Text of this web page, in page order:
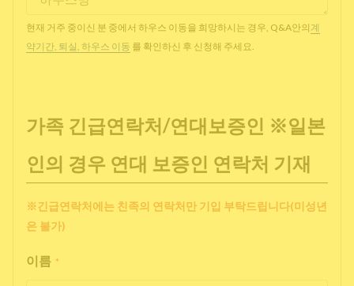
현재 거주 중이신 분 중에서 하우스 이동을 희망하시는 경우, Q&A안의 계
약기간, 퇴실, 하우스 이동 를 확인하신 후 신청해 주세요.
가족 긴급연락처/연대보증인 ※일본
인의 경우 연대 보증인 연락처 기재
※긴급연락처에는 친족의 연락처만 기입 부탁드립니다(미성년
은 불가)
이름 *